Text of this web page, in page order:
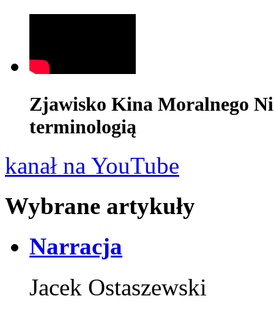
Zjawisko Kina Moralnego
terminologią
kanał na YouTube
Wybrane artykuły
Narracja
Jacek Ostaszewski